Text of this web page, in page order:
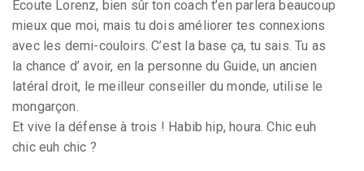
Écoute Lorenz, bien sûr ton coach t’en parlera beaucoup
mieux que moi, mais tu dois améliorer tes connexions
avec les demi-couloirs. C’est la base ça, tu sais. Tu as
la chance d’ avoir, en la personne du Guide, un ancien
latéral droit, le meilleur conseiller du monde, utilise le
mongarçon.
Et vive la défense à trois ! Habib hip, houra. Chic euh
chic euh chic ?